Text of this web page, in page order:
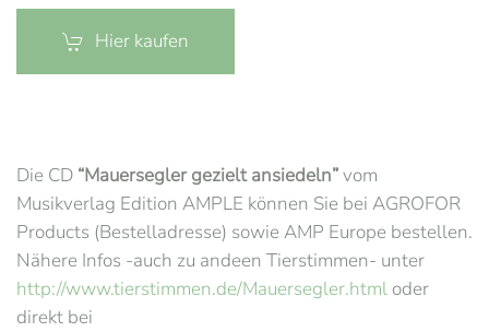
Hier kaufen
Die CD “Mauersegler gezielt ansiedeln”vom
Musikverlag Edition AMPLE können Sie bei AGROFOR
Products (Bestelladresse) sowie AMP Europe bestellen.
Nähere Infos -auch zu andeen Tierstimmen- unter
http://www.tierstimmen.de/Mauersegler.html oder
direkt bei